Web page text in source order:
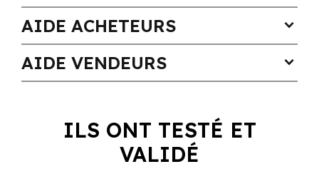
AIDE ACHETEURS expand_more
AIDE VENDEURS expand_more
ILS ONT TESTÉ ET
VALIDÉ